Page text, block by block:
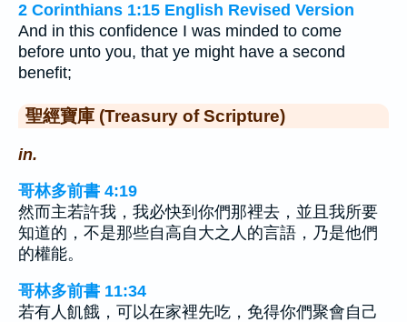
2 Corinthians 1:15 English Revised Version
And in this confidence I was minded to come
before unto you, that ye might have a second
benefit;
聖經寶庫 (Treasury of Scripture)
in.
哥林多前書 4:19
然而主若許我，我必快到你們那裡去，並且我所要
知道的，不是那些自高自大之人的言語，乃是他們
的權能。
哥林多前書 11:34
若有人飢餓，可以在家裡先吃，免得你們聚會自己